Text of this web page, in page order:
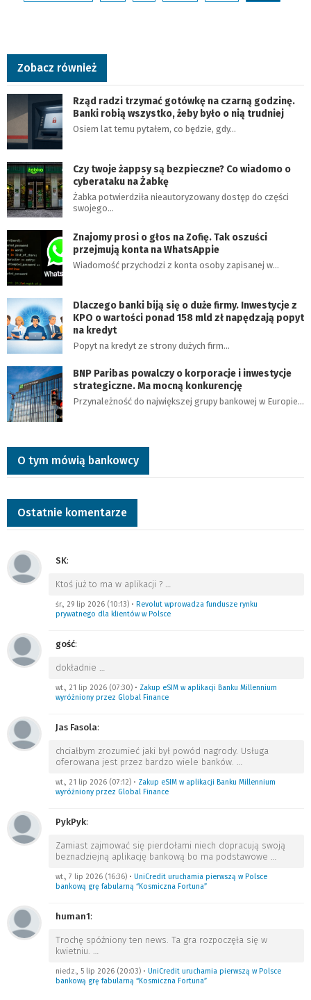
Zobacz również
Rząd radzi trzymać gotówkę na czarną godzinę.
Banki robią wszystko, żeby było o nią trudniej
Osiem lat temu pytałem, co będzie, gdy…
Czy twoje żappsy są bezpieczne? Co wiadomo o
cyberataku na Żabkę
Żabka potwierdziła nieautoryzowany dostęp do części
swojego…
Znajomy prosi o głos na Zofię. Tak oszuści
przejmują konta na WhatsAppie
Wiadomość przychodzi z konta osoby zapisanej w…
Dlaczego banki biją się o duże firmy. Inwestycje z
KPO o wartości ponad 158 mld zł napędzają popyt
na kredyt
Popyt na kredyt ze strony dużych firm…
BNP Paribas powalczy o korporacje i inwestycje
strategiczne. Ma mocną konkurencję
Przynależność do największej grupy bankowej w Europie…
O tym mówią bankowcy
Ostatnie komentarze
SK:
Ktoś już to ma w aplikacji ? …
śr., 29 lip 2026 (10:13) • Revolut wprowadza fundusze rynku
prywatnego dla klientów w Polsce
gość:
dokładnie …
wt., 21 lip 2026 (07:30) • Zakup eSIM w aplikacji Banku Millennium
wyróżniony przez Global Finance
Jas Fasola:
chciałbym zrozumieć jaki był powód nagrody. Usługa
oferowana jest przez bardzo wiele banków. …
wt., 21 lip 2026 (07:12) • Zakup eSIM w aplikacji Banku Millennium
wyróżniony przez Global Finance
PykPyk:
Zamiast zajmować się pierdołami niech dopracują swoją
beznadziejną aplikację bankową bo ma podstawowe …
wt., 7 lip 2026 (16:36) • UniCredit uruchamia pierwszą w Polsce
bankową grę fabularną “Kosmiczna Fortuna”
human1:
Trochę spóźniony ten news. Ta gra rozpoczęła się w
kwietniu. …
niedz., 5 lip 2026 (20:03) • UniCredit uruchamia pierwszą w Polsce
bankową grę fabularną “Kosmiczna Fortuna”